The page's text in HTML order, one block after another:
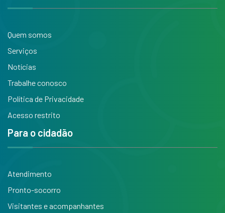
Quem somos
Serviços
Notícias
Trabalhe conosco
Política de Privacidade
Acesso restrito
Para o cidadão
Atendimento
Pronto-socorro
Visitantes e acompanhantes